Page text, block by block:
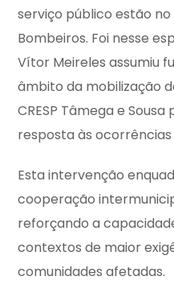
serviço público estão
Bombeiros. Foi nesse
Vítor Meireles assumiu
âmbito da mobilização
CRESP Tâmega e
resposta às
Esta intervenção
cooperação
reforçando a
contextos de maior
comunidades afetadas.